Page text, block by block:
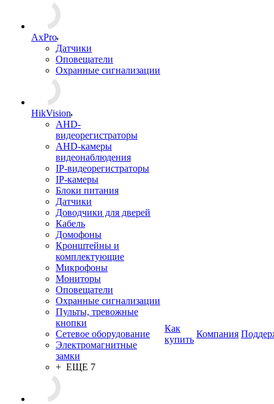
AxPro
Датчики
Оповещатели
Охранные сигнализации
HikVision
AHD-
видеорегистраторы
AHD-камеры
видеонаблюдения
IP-видеорегистраторы
IP-камеры
Блоки питания
Датчики
Доводчики для дверей
Кабель
Домофоны
Кронштейны и
комплектующие
Микрофоны
Мониторы
Оповещатели
Охранные сигнализации
Пульты, тревожные
кнопки
Сетевое оборудование
Электромагнитные
замки
+ ЕЩЕ 7
Как
купить
Компания